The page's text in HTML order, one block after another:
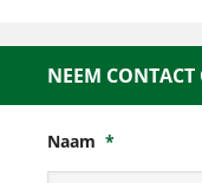
NEEM CONTACT
Naam *